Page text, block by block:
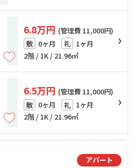
6.8万円 (管理費 11,000円)
敷 0ヶ月 礼 1ヶ月
2階 / 1K / 21.96㎡
6.5万円 (管理費 11,000円)
敷 0ヶ月 礼 1ヶ月
2階 / 1K / 21.96㎡
アパート